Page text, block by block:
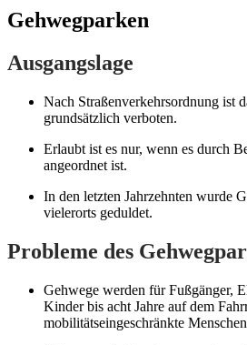
Gehwegparken
Ausgangslage
Nach Straßenverkehrsordnung ist
grundsätzlich verboten.
Erlaubt ist es nur, wenn es durch
angeordnet ist.
In den letzten Jahrzehnten wurde
vielerorts geduldet.
Probleme des
Gehwege werden für Fußgänger,
Kinder bis acht Jahre auf dem
mobilitätseingeschränkte